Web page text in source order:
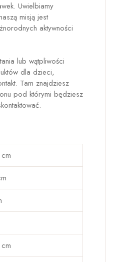
Uwielbiamy
misją jest
aktywności
lub wątpliwości
dla dzieci,
Tam znajdziesz
pod którymi będziesz